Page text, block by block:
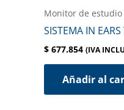
Monitor de estudio
SISTEMA IN
$ 677.854 (IVA
Añadir al